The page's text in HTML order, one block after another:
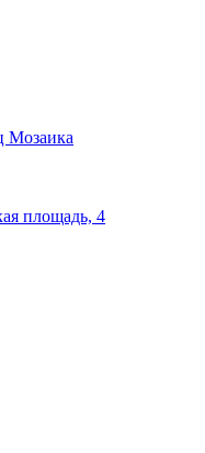
Мозаика
площадь, 4